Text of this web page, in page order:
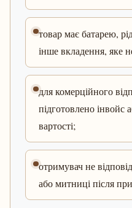
товар має батарею,
інше вкладення, яке
для комерційного
підготовлено інвойс
вартості;
отримувач не
або митниці після